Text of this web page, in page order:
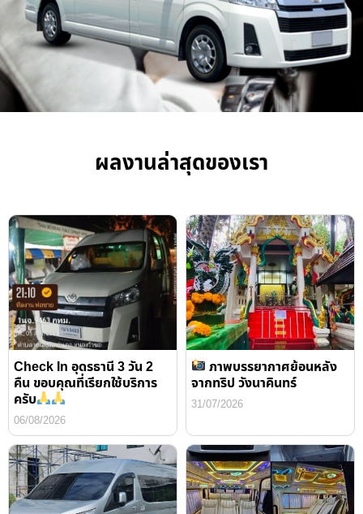
ผลงานล่าสุดของเรา
Check In อุดรธานี 3 วัน 2
คืน ขอบคุณที่เรียกใช้บริการ
ครับ
06/08/2026
ภาพบรรยากาศย้อนหลัง
จากทริป วังนาคินทร์
31/07/2026